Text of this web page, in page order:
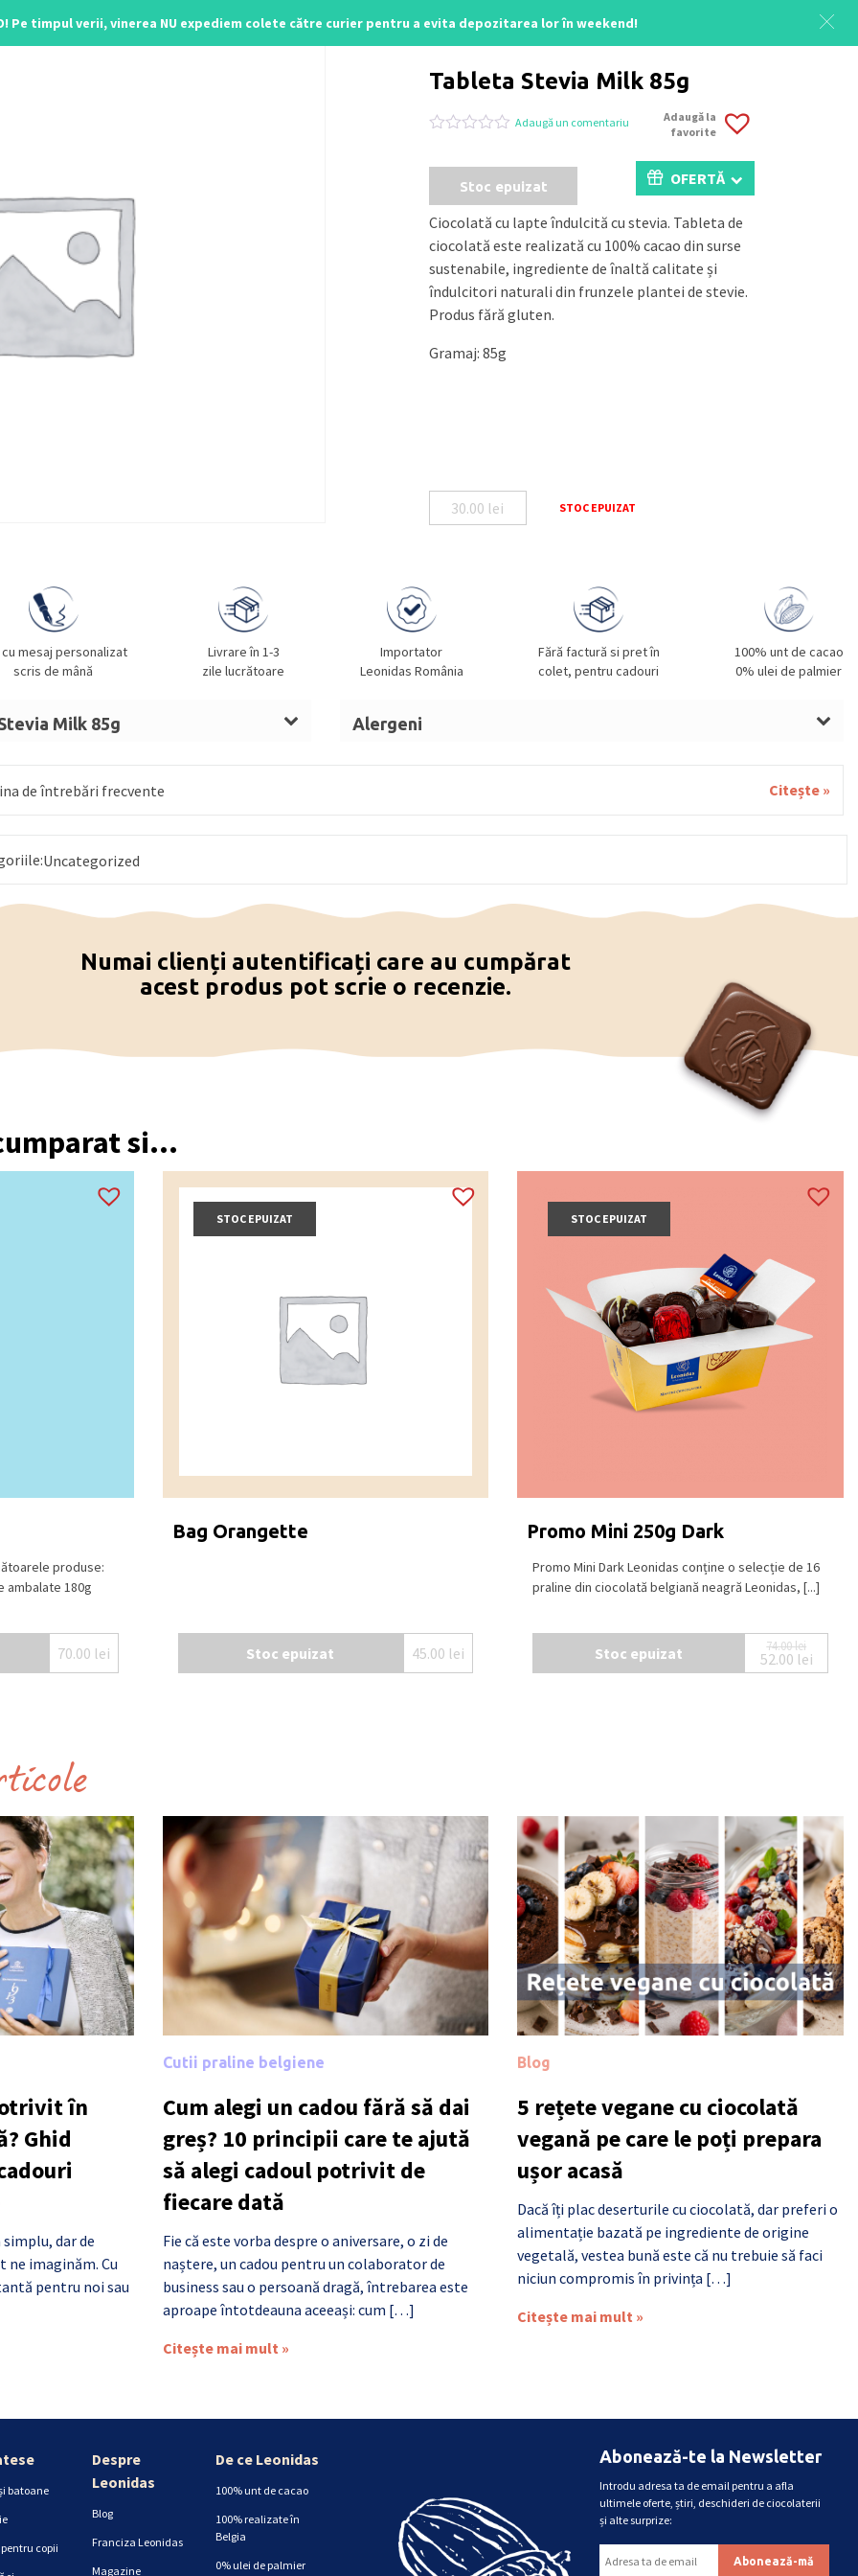
Pe timpul verii, vinerea NU expediem colete către curier pentru a evita depozitarea lor în weekend!
Tableta Stevia Milk 85g
5
pe
a
evaluări
la
clienți
Adaugă un comentariu
Adaugă la
favorite
Stoc epuizat OFERTĂ
Ciocolată cu lapte îndulcită cu stevia. Tableta de
ciocolată este realizată cu 100% cacao din surse
sustenabile, ingrediente de înaltă calitate și
îndulcitori naturali din frunzele plantei de stevie.
Produs fără gluten.
Gramaj: 85g
30.00 lei STOC EPUIZAT
cu mesaj personalizat
scris de mână
Livrare în 1-3
zile lucrătoare
Importator
Leonidas România
Fără factură si pret în
colet, pentru cadouri
100% unt de cacao
0% ulei de palmier
Milk 85g
zer pudra (LAPTE
urme de nuci (alune de padure,
484 kcal, grasimi 36g (saturate
racoros, la o temperatura intre 15⁰C –
Alergeni
de întrebări frecvente Citește »
Uncategorized
Numai clienți autentificați care au cumpărat
acest produs pot scrie o recenzie.
si...
produse:
ambalate 180g
70.00 lei
STOC EPUIZAT
Bag Orangette
Stoc epuizat 45.00 lei
STOC EPUIZAT
Promo Mini 250g Dark
Promo Mini Dark Leonidas conține o selecție de 16
praline din ciocolată belgiană neagră Leonidas, [...]
Stoc epuizat 74.00lei
Prețul
52.00 lei
Prețul
în
Ghid
dar de
imaginăm. Cu
pentru noi sau
Cutii praline belgiene
Cum alegi un cadou fără să dai
greș? 10 principii care te ajută
să alegi cadoul potrivit de
fiecare dată
Fie că este vorba despre o aniversare, o zi de
naștere, un cadou pentru un colaborator de
business sau o persoană dragă, întrebarea este
aproape întotdeauna aceeași: cum […]
Citește mai mult »
Blog
5 rețete vegane cu ciocolată
vegană pe care le poți prepara
ușor acasă
Dacă îți plac deserturile cu ciocolată, dar preferi o
alimentație bazată pe ingrediente de origine
vegetală, vestea bună este că nu trebuie să faci
niciun compromis în privința […]
Citește mai mult »
batoane
copii
Despre
Leonidas
Blog
Franciza Leonidas
Magazine
De ce Leonidas
100% unt de cacao
100% realizate în
Belgia
0% ulei de palmier
Abonează-te la Newsletter
Introdu adresa ta de email pentru a afla
ultimele oferte, știri, deschideri de ciocolaterii
și alte surprize: